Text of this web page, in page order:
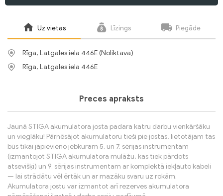
Uz vietas Līzings Piegāde
Rīga, Latgales iela 446E (Noliktava)
Rīga, Latgales iela 446E
Preces apraksts
Jaunā STIGA akumulatora josta padara katru darbu vienkāršāku
un vieglāku! Pārnēsājot akumulatoru tieši pie jostas, lietotājam tas
būs tikai jāpievieno jebkuram 5. un 7. sērijas instrumentam
(izmantojot STIGA akumulatora mulāžu, kas tiek pārdots
atsevišķi) un 9. sērijas instrumentam ar komplektā iekļauto kabeli
— lai strādātu vēl ērtāk un ar mazāku svaru uz rokām.
Akumulatora jostu var izmantot arī rezerves akumulatora